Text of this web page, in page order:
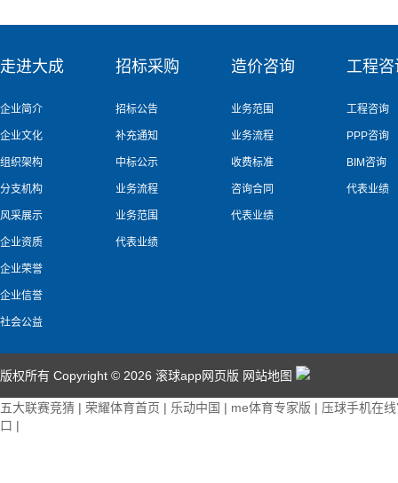
走进大成
企业简介
企业文化
组织架构
分支机构
风采展示
企业资质
企业荣誉
企业信誉
社会公益
招标采购
招标公告
补充通知
中标公示
业务流程
业务范围
代表业绩
造价咨询
业务范围
业务流程
收费标准
咨询合同
代表业绩
工程咨
工程咨询
PPP咨询
BIM咨询
代表业绩
版权所有 Copyright © 2026 滚球app网页版 网站地图
五大联赛竞猜 | 荣耀体育首页 | 乐动中国 | me体育专家版 | 压球手机在
口 |